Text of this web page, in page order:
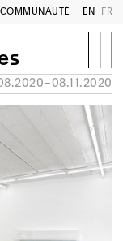
COMMUNAUTÉ EN FR